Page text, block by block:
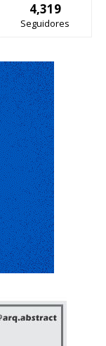
4,319
Seguidores